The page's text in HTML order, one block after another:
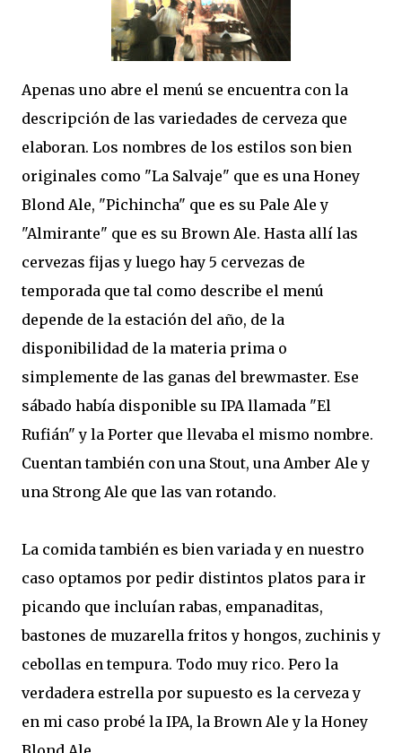
Apenas uno abre el menú se encuentra con la
descripción de las variedades de cerveza que
elaboran. Los nombres de los estilos son bien
originales como "La Salvaje" que es una Honey
Blond Ale, "Pichincha" que es su Pale Ale y
"Almirante" que es su Brown Ale. Hasta allí las
cervezas fijas y luego hay 5 cervezas de
temporada que tal como describe el menú
depende de la estación del año, de la
disponibilidad de la materia prima o
simplemente de las ganas del brewmaster. Ese
sábado había disponible su IPA llamada "El
Rufián" y la Porter que llevaba el mismo nombre.
Cuentan también con una Stout, una Amber Ale y
una Strong Ale que las van rotando.
La comida también es bien variada y en nuestro
caso optamos por pedir distintos platos para ir
picando que incluían rabas, empanaditas,
bastones de muzarella fritos y hongos, zuchinis y
cebollas en tempura. Todo muy rico. Pero la
verdadera estrella por supuesto es la cerveza y
en mi caso probé la IPA, la Brown Ale y la Honey